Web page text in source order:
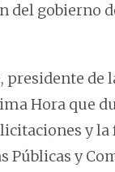
del gobierno
presidente
Hora que
y
Públicas y